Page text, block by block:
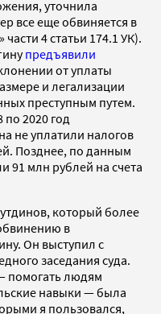
уточнила
все еще обвиняется в
4 статьи 174.1 УК).
предъявили
от уплаты
и легализации
преступным путем.
по 2020 год
не уплатили налогов
Позднее, по данным
91 млн рублей на счета
который более
в
Он выступил с
заседания суда.
помогать людям
навыки — была
я пользовался,